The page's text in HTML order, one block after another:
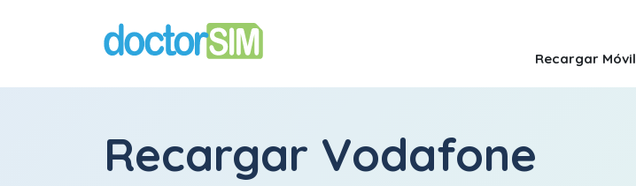
Recargar Móvil
Recargar Vodafone